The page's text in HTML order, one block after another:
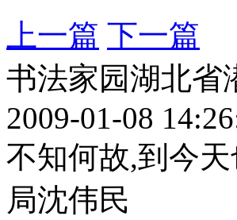
上一篇 下一篇
书法家园湖北
2009-01-08
不知何故,到今
局沈伟民